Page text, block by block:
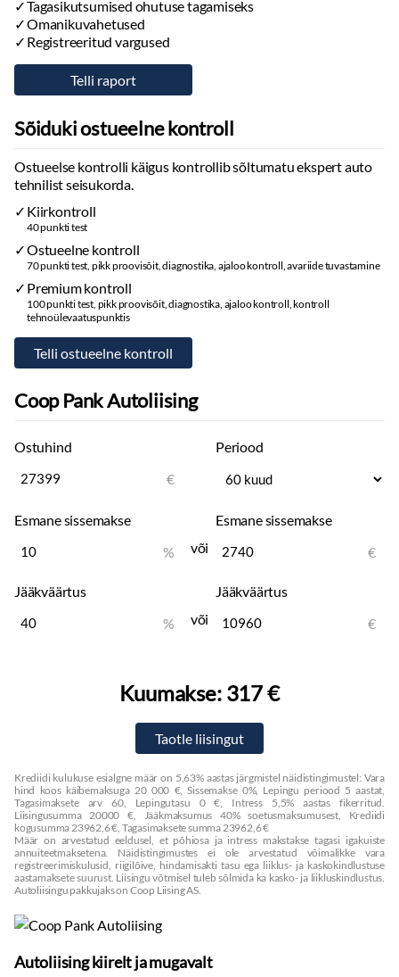
Tagasikutsumised ohutuse tagamiseks
Omanikuvahetused
Registreeritud vargused
Sõiduki ostueelne kontroll
Ostueelse kontrolli käigus kontrollib sõltumatu ekspert auto
tehnilist seisukorda.
Kiirkontroll
40 punkti test
Ostueelne kontroll
70 punkti test, pikk proovisõit, diagnostika, ajaloo kontroll, avariide tuvastamine
Premium kontroll
100 punkti test, pikk proovisõit, diagnostika, ajaloo kontroll, kontroll
tehnoülevaatuspunktis
Coop Pank Autoliising
Ostuhind
€
Periood
Esmane sissemakse
%
või
Esmane sissemakse
€
Jääkväärtus
%
või
Jääkväärtus
€
Kuumakse: 317 €
Krediidi kulukuse esialgne määr on 5,63% aastas järgmistel näidistingimustel: Vara
hind koos käibemaksuga 20 000 €, Sissemakse 0%, Lepingu periood 5 aastat,
Tagasimaksete arv 60, Lepingutasu 0 €, Intress 5,5% aastas fikerritud.
Liisingusumma 20000 €, Jääkmaksumus 40% soetusmaksumusest, Krediidi
kogusumma 23962,6 €, Tagasimaksete summa 23962,6 €
Määr on arvestatud eeldusel, et põhiosa ja intress makstakse tagasi igakuiste
annuiteetmaksetena. Näidistingimustes ei ole arvestatud võimalikke vara
registreerimiskulusid, riigilõive, hindamisakti tasu ega liiklus- ja kaskokindlustuse
aastamaksete suurust. Liisingu võtmisel tuleb sõlmida ka kasko- ja liikluskindlustus.
Autoliisingu pakkujaks on Coop Liising AS.
Autoliising kiirelt ja mugavalt